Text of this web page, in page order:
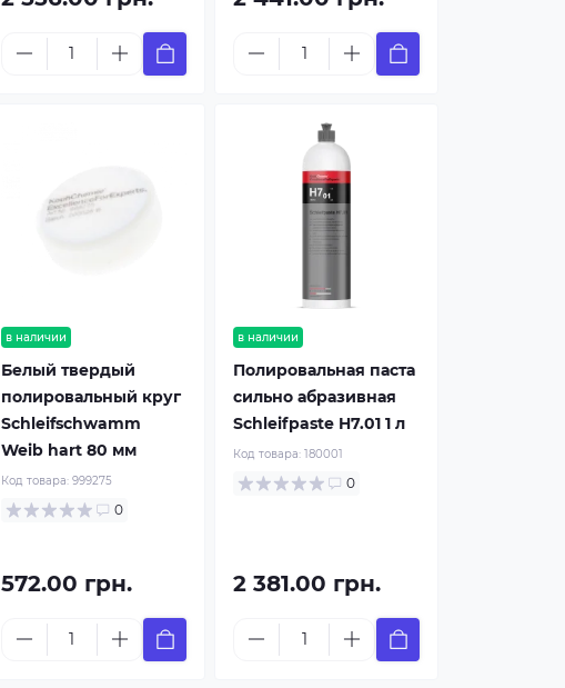
в наличии
Белый твердый
полировальный круг
Schleifschwamm
Weib hart 80 мм
Код товара: 999275
0
572.00 грн.
в наличии
Полировальная паста
сильно абразивная
Schleifpaste H7.01 1 л
Код товара:180001
0
2 381.00 грн.